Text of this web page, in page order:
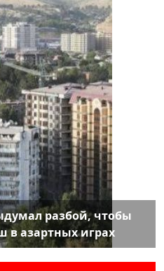
разбой, чтобы
в азартных играх